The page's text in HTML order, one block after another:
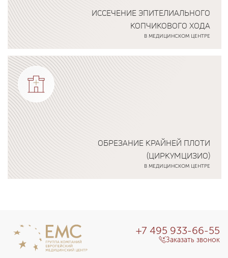
ИССЕЧЕНИЕ ЭПИТЕЛИАЛЬНОГО
КОПЧИКОВОГО ХОДА
В МЕДИЦИНСКОМ ЦЕНТРЕ
Подробнее о программе
ОБРЕЗАНИЕ КРАЙНЕЙ ПЛОТИ
(ЦИРКУМЦИЗИО)
В МЕДИЦИНСКОМ ЦЕНТРЕ
+7 495 933-66-55
Заказать звонок